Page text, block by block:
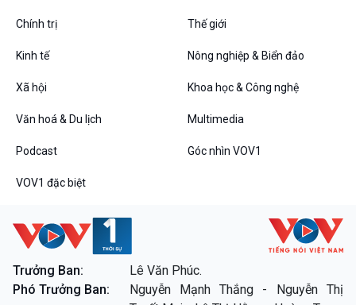
Chính trị Thế giới
Kinh tế Nông nghiệp & Biển đảo
Xã hội Khoa học & Công nghệ
Văn hoá & Du lịch Multimedia
Podcast Góc nhìn VOV1
VOV1 đặc biệt
Trưởng Ban:
Lê Văn Phúc.
Phó Trưởng Ban:
Nguyễn Mạnh Thắng - Nguyễn Thị